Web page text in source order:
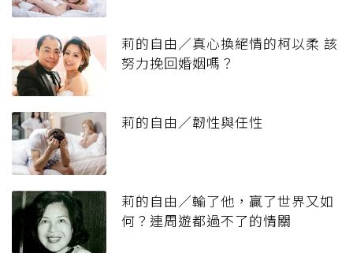
莉的自由／真心換絕情的柯以柔 該
努力挽回婚姻嗎？
莉的自由／韌性與任性
莉的自由／輸了他，贏了世界又如
何？連周遊都過不了的情關